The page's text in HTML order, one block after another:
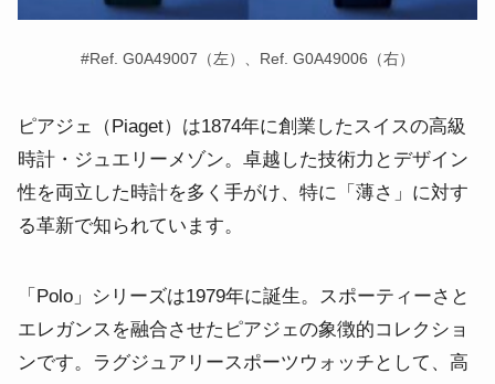
#Ref. G0A49007（左）、Ref. G0A49006（右）
ピアジェ（Piaget）は1874年に創業したスイスの高級
時計・ジュエリーメゾン。卓越した技術力とデザイン
性を両立した時計を多く手がけ、特に「薄さ」に対す
る革新で知られています。
「Polo」シリーズは1979年に誕生。スポーティーさと
エレガンスを融合させたピアジェの象徴的コレクショ
ンです。ラグジュアリースポーツウォッチとして、高